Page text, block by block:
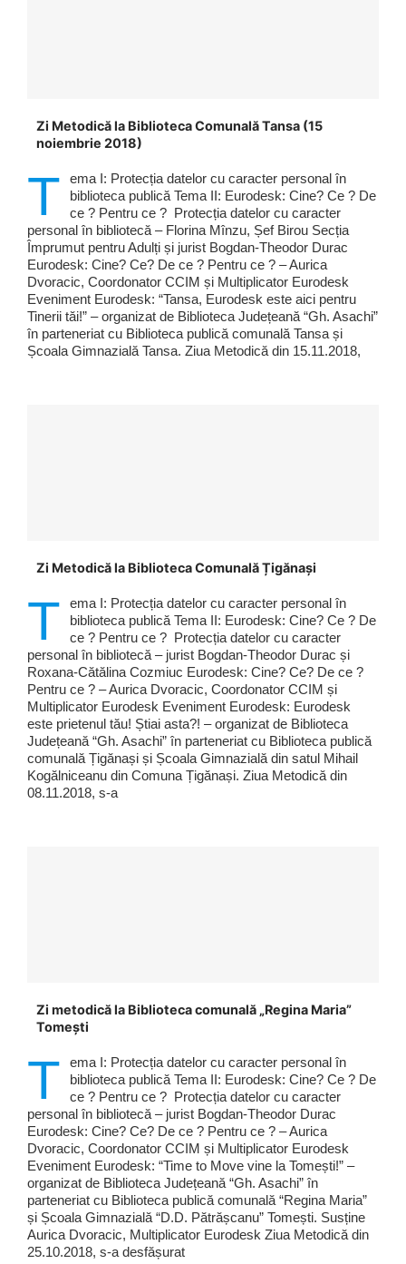
Zi Metodică la Biblioteca Comunală Tansa (15
noiembrie 2018)
T
ema I: Protecția datelor cu caracter personal în
biblioteca publică Tema II: Eurodesk: Cine? Ce ? De
ce ? Pentru ce ? Protecția datelor cu caracter
personal în bibliotecă – Florina Mînzu, Șef Birou Secția
Împrumut pentru Adulți și jurist Bogdan-Theodor Durac
Eurodesk: Cine? Ce? De ce ? Pentru ce ? – Aurica
Dvoracic, Coordonator CCIM și Multiplicator Eurodesk
Eveniment Eurodesk: “Tansa, Eurodesk este aici pentru
Tinerii tăi!” – organizat de Biblioteca Județeană “Gh. Asachi”
în parteneriat cu Biblioteca publică comunală Tansa și
Școala Gimnazială Tansa. Ziua Metodică din 15.11.2018,
Zi Metodică la Biblioteca Comunală Țigănași
T
ema I: Protecția datelor cu caracter personal în
biblioteca publică Tema II: Eurodesk: Cine? Ce ? De
ce ? Pentru ce ? Protecția datelor cu caracter
personal în bibliotecă – jurist Bogdan-Theodor Durac și
Roxana-Cătălina Cozmiuc Eurodesk: Cine? Ce? De ce ?
Pentru ce ? – Aurica Dvoracic, Coordonator CCIM și
Multiplicator Eurodesk Eveniment Eurodesk: Eurodesk
este prietenul tău! Știai asta?! – organizat de Biblioteca
Județeană “Gh. Asachi” în parteneriat cu Biblioteca publică
comunală Țigănași și Școala Gimnazială din satul Mihail
Kogălniceanu din Comuna Țigănași. Ziua Metodică din
08.11.2018, s-a
Zi metodică la Biblioteca comunală „Regina Maria”
Tomești
T
ema I: Protecția datelor cu caracter personal în
biblioteca publică Tema II: Eurodesk: Cine? Ce ? De
ce ? Pentru ce ? Protecția datelor cu caracter
personal în bibliotecă – jurist Bogdan-Theodor Durac
Eurodesk: Cine? Ce? De ce ? Pentru ce ? – Aurica
Dvoracic, Coordonator CCIM și Multiplicator Eurodesk
Eveniment Eurodesk: “Time to Move vine la Tomești!” –
organizat de Biblioteca Județeană “Gh. Asachi” în
parteneriat cu Biblioteca publică comunală “Regina Maria”
și Școala Gimnazială “D.D. Pătrășcanu” Tomești. Susține
Aurica Dvoracic, Multiplicator Eurodesk Ziua Metodică din
25.10.2018, s-a desfășurat